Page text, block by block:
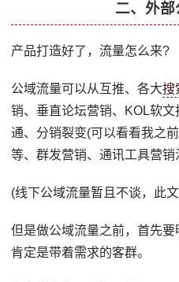
二、外
产品打造好了，流量怎么来?
公域流量可以从互推、各大搜
销、垂直论坛营销、KOL软
通、分销裂变(可以看看我之
等、群发营销、通讯工具营销
(线下公域流量暂且不谈，此
但是做公域流量之前，首先
肯定是带着需求的客群。